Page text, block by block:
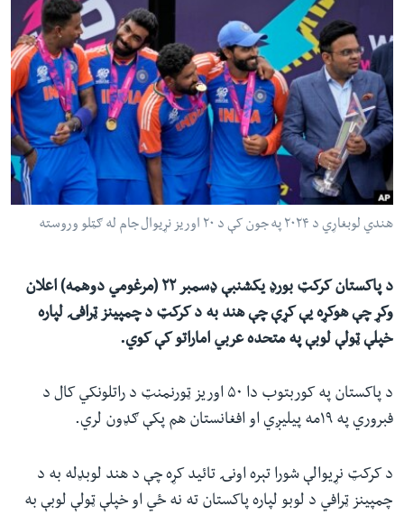
ته
شئ
لټون
ځای
ته
لاړ
شئ
روغتیا
سرمقاله
له مونږ سره په تماس کې پاتې شئ
ژبې
هندي لوبغاړي د ۲۰۲۴ په جون کې د ۲۰ اوریز نړیوال جام له ګټلو وروسته
د پاکستان کرکټ بورډ یکشنبې ډسمبر ۲۲ (مرغومي دوهمه) اعلان
وکړ چې هوکړه یې کړې چې هند به د کرکټ د چمپینز ټرافۍ لپاره
خپلې ټولې لوبې په متحده عربي اماراتو کې کوي.
د پاکستان په کوربتوب دا ۵۰ اوریز ټورنمنټ د راتلونکي کال د
فبروري په ۱۹مه پیلیږي او افغانستان هم پکې ګډون لري.
د کرکټ نړیوالې شورا تېره اونۍ تائید کړه چې د هند لوبډله به د
چمپینز ټرافي‌ د لوبو لپاره پاکستان ته نه ځي او خپلې ټولې لوبې به